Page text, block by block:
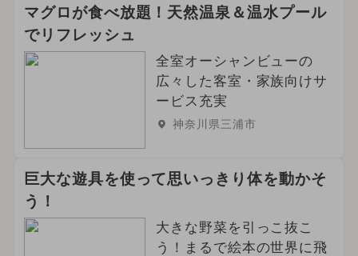
マグロが食べ放題！天然温泉＆温水プール
でリフレッシュ
全室オーシャンビューの
広々した客室・家族向けサ
ービス充実
神奈川県三浦市
巨大な遊具を使って思いっきり体を動かそ
う！
大きな野菜を引っこ抜こ
う！まるで絵本の世界に飛